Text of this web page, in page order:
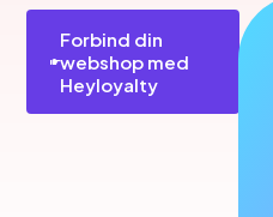
Forbind din
webshop med
Heyloyalty